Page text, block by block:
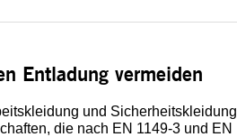
Entladung vermeiden
und Sicherheitskleidung
die nach EN 1149-3 und EN